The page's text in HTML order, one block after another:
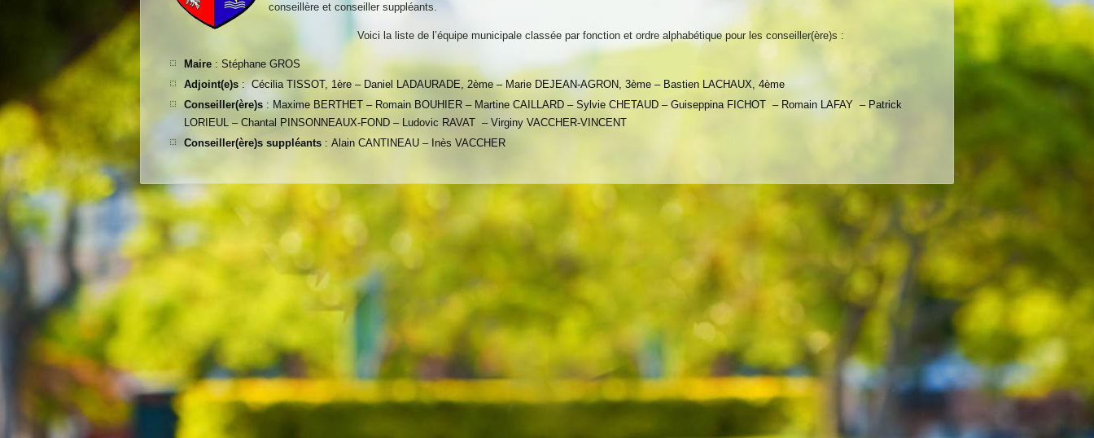
conseillère et conseiller suppléants.
Voici la liste de l’équipe municipale classée par fonction et ordre alphabétique pour les conseiller(ère)s :
Maire : Stéphane GROS
Adjoint(e)s: Cécilia TISSOT, 1ère – Daniel LADAURADE, 2ème – Marie DEJEAN-AGRON, 3ème – Bastien LACHAUX, 4ème
Conseiller(ère)s: Maxime BERTHET – Romain BOUHIER – Martine CAILLARD – Sylvie CHETAUD – Guiseppina FICHOT – Romain LAFAY – Patrick
LORIEUL – Chantal PINSONNEAUX-FOND – Ludovic RAVAT – Virginy VACCHER-VINCENT
Conseiller(ère)s suppléants : Alain CANTINEAU – Inès VACCHER